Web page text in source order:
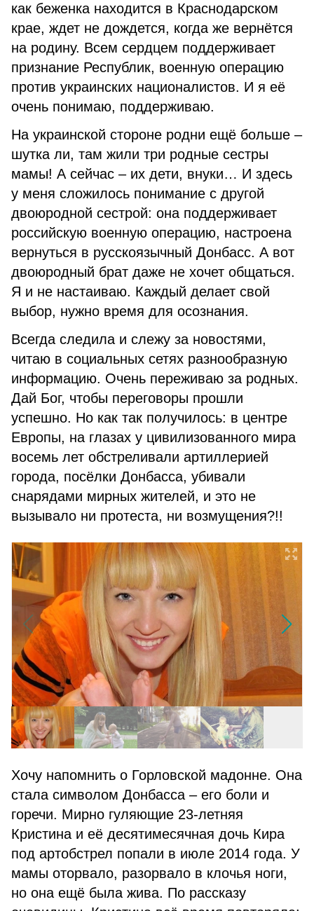
как беженка находится в Краснодарском
крае, ждет не дождется, когда же вернётся
на родину. Всем сердцем поддерживает
признание Республик, военную операцию
против украинских националистов. И я её
очень понимаю, поддерживаю.
На украинской стороне родни ещё больше –
шутка ли, там жили три родные сестры
мамы! А сейчас – их дети, внуки… И здесь
у меня сложилось понимание с другой
двоюродной сестрой: она поддерживает
российскую военную операцию, настроена
вернуться в русскоязычный Донбасс. А вот
двоюродный брат даже не хочет общаться.
Я и не настаиваю. Каждый делает свой
выбор, нужно время для осознания.
Всегда следила и слежу за новостями,
читаю в социальных сетях разнообразную
информацию. Очень переживаю за родных.
Дай Бог, чтобы переговоры прошли
успешно. Но как так получилось: в центре
Европы, на глазах у цивилизованного мира
восемь лет обстреливали артиллерией
города, посёлки Донбасса, убивали
снарядами мирных жителей, и это не
вызывало ни протеста, ни возмущения?!!
Хочу напомнить о Горловской мадонне. Она
стала символом Донбасса – его боли и
горечи. Мирно гуляющие 23-летняя
Кристина и её десятимесячная дочь Кира
под артобстрел попали в июле 2014 года. У
мамы оторвало, разорвало в клочья ноги,
но она ещё была жива. По рассказу